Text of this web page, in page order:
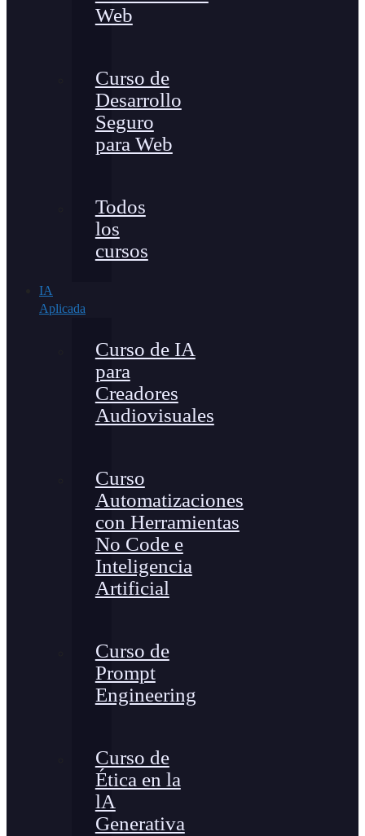
Web
Curso de
Desarrollo
Seguro
para Web
Todos
los
cursos
IA
Aplicada
Curso de IA
para
Creadores
Audiovisuales
Curso
Automatizaciones
con Herramientas
No Code e
Inteligencia
Artificial
Curso de
Prompt
Engineering
Curso de
Ética en la
lA
Generativa